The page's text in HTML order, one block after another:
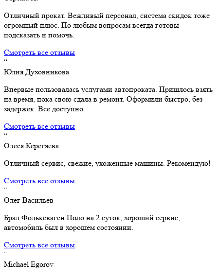
Отличный прокат. Вежливый персонал, система скидок тоже
огромный плюс. По любым вопросам всегда готовы
подсказать и помочь.
Смотреть все отзывы
“
Юлия Духовникова
Впервые пользовалась услугами автопроката. Пришлось взять
на время, пока свою сдала в ремонт. Оформили быстро, без
задержек. Все доступно.
Смотреть все отзывы
“
Олеся Керегяева
Отличный сервис, свежие, ухоженные машины. Рекомендую!
Смотреть все отзывы
“
Олег Васильев
Брал Фольксваген Поло на 2 суток, хороший сервис,
автомобиль был в хорошем состоянии.
Смотреть все отзывы
“
Michael Egorov